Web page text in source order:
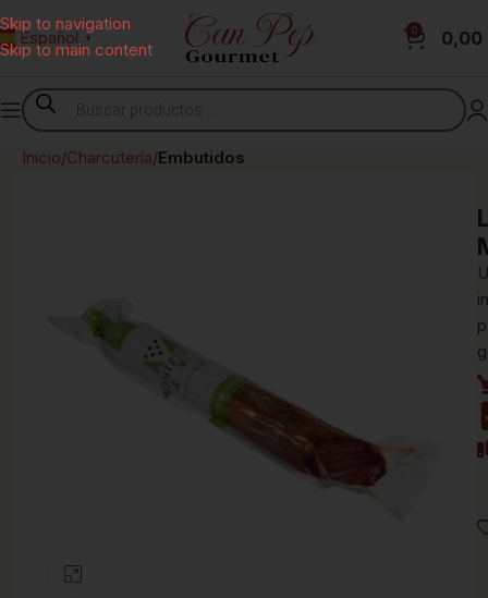
Skip to navigation
Skip to main content
Español ▼
0 0,00
Inicio Charcutería Embutidos